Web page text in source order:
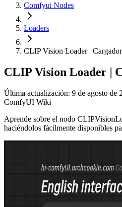
Comfyui Nodes
Loaders
CLIP Vision Loader |
CLIP Vision Loader |
Última actualización: 9 de agosto de
ComfyUI Wiki
Aprende sobre el nodo
haciéndolos fácilmente disponibles